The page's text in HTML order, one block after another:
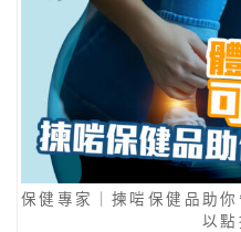
保健專家｜揀啱保健品助
以點